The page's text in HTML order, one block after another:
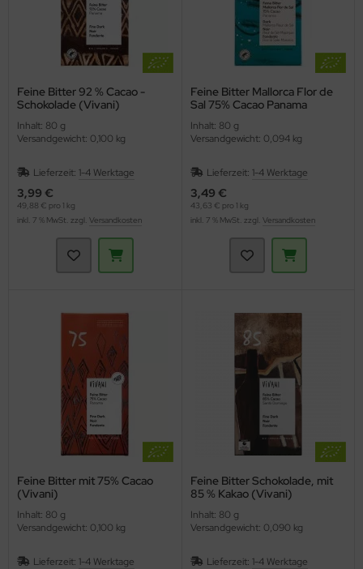
Feine Bitter 92 % Cacao -
Schokolade (Vivani)
Inhalt: 80 g
Versandgewicht: 0,100 kg
Lieferzeit: 1-4 Werktage
3,99 €
49,88 € pro 1 kg
inkl. 7 % MwSt. zzgl. Versandkosten
Feine Bitter Mallorca Flor de
Sal 75% Cacao Panama
Inhalt: 80 g
Versandgewicht: 0,094 kg
Lieferzeit: 1-4 Werktage
3,49 €
43,63 € pro 1 kg
inkl. 7 % MwSt. zzgl. Versandkosten
Feine Bitter mit 75% Cacao
(Vivani)
Inhalt: 80 g
Versandgewicht: 0,100 kg
Lieferzeit: 1-4 Werktage
Feine Bitter Schokolade, mit
85 % Kakao (Vivani)
Inhalt: 80 g
Versandgewicht: 0,090 kg
Lieferzeit: 1-4 Werktage